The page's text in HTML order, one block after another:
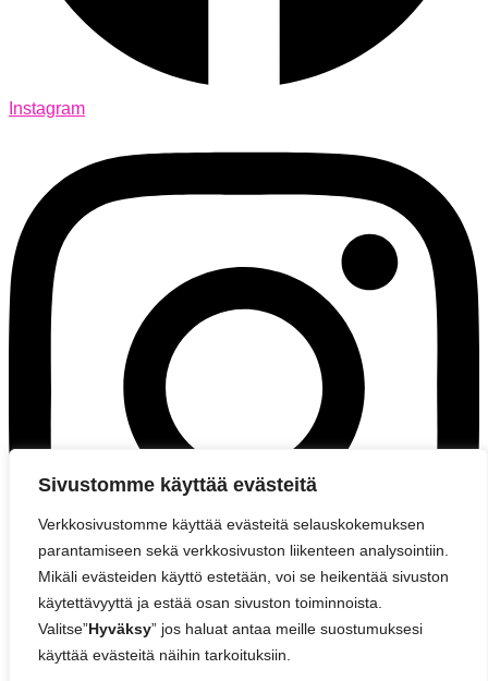
Sivustomme käyttää evästeitä
Verkkosivustomme käyttää evästeitä selauskokemuksen
parantamiseen sekä verkkosivuston liikenteen analysointiin.
Mikäli evästeiden käyttö estetään, voi se heikentää sivuston
käytettävyyttä ja estää osan sivuston toiminnoista.
Valitse”Hyväksy” jos haluat antaa meille suostumuksesi
käyttää evästeitä näihin tarkoituksiin.
Instagram